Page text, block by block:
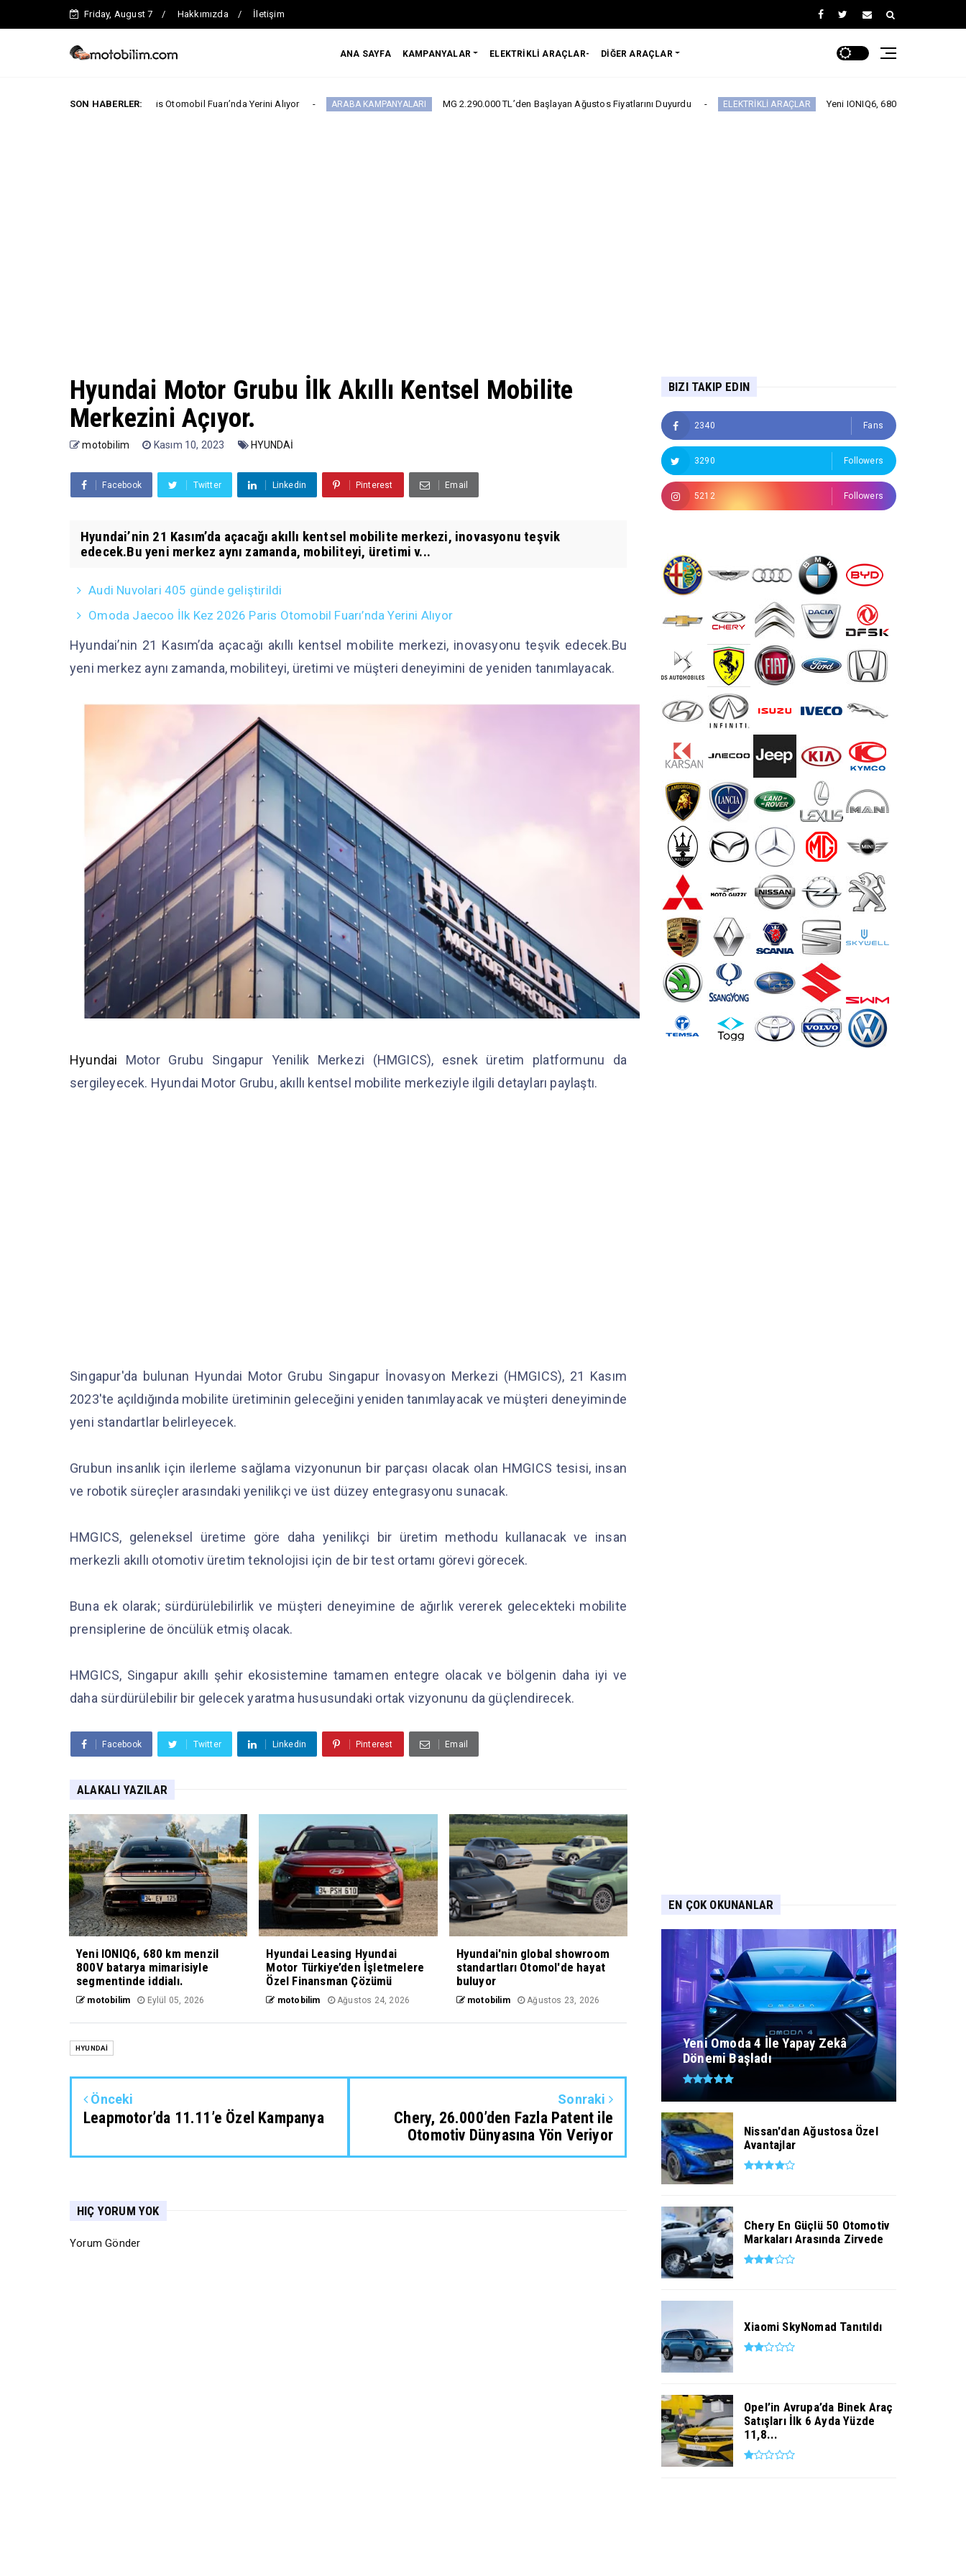
Friday, August 7 Hakkımızda İletişim
ANA SAYFA KAMPANYALAR ELEKTRİKLİ ARAÇLAR- DİĞER ARAÇLAR
SON HABERLER:
İlk Kez 2026 Paris Otomobil Fuarı’nda Yerini Alıyor ARABA KAMPANYALARI MG 2.290.000 TL’den Başlayan Ağustos Fiyatlarını Duyurdu ELEKTRİKLİ ARAÇLAR Yeni IONIQ6, 680 km menzil 800V batarya
Hyundai Motor Grubu İlk Akıllı Kentsel Mobilite
Merkezini Açıyor.
motobilim Kasım 10, 2023 HYUNDAİ
Facebook Twitter Linkedin Pinterest Email
Hyundai’nin 21 Kasım’da açacağı akıllı kentsel mobilite merkezi, inovasyonu teşvik
edecek.Bu yeni merkez aynı zamanda, mobiliteyi, üretimi v...
Audi Nuvolari 405 günde geliştirildi
Omoda Jaecoo İlk Kez 2026 Paris Otomobil Fuarı’nda Yerini Alıyor
Hyundai’nin 21 Kasım’da açacağı akıllı kentsel mobilite merkezi, inovasyonu teşvik edecek.Bu
yeni merkez aynı zamanda, mobiliteyi, üretimi ve müşteri deneyimini de yeniden tanımlayacak.
Hyundai Motor Grubu Singapur Yenilik Merkezi (HMGICS), esnek üretim platformunu da
sergileyecek. Hyundai Motor Grubu, akıllı kentsel mobilite merkeziyle ilgili detayları paylaştı.
Singapur'da bulunan Hyundai Motor Grubu Singapur İnovasyon Merkezi (HMGICS), 21 Kasım
2023'te açıldığında mobilite üretiminin geleceğini yeniden tanımlayacak ve müşteri deneyiminde
yeni standartlar belirleyecek.
Grubun insanlık için ilerleme sağlama vizyonunun bir parçası olacak olan HMGICS tesisi, insan
ve robotik süreçler arasındaki yenilikçi ve üst düzey entegrasyonu sunacak.
HMGICS, geleneksel üretime göre daha yenilikçi bir üretim methodu kullanacak ve insan
merkezli akıllı otomotiv üretim teknolojisi için de bir test ortamı görevi görecek.
Buna ek olarak; sürdürülebilirlik ve müşteri deneyimine de ağırlık vererek gelecekteki mobilite
prensiplerine de öncülük etmiş olacak.
HMGICS, Singapur akıllı şehir ekosistemine tamamen entegre olacak ve bölgenin daha iyi ve
daha sürdürülebilir bir gelecek yaratma hususundaki ortak vizyonunu da güçlendirecek.
Facebook Twitter Linkedin Pinterest Email
ALAKALI YAZILAR
Yeni IONIQ6, 680 km menzil
800V batarya mimarisiyle
segmentinde iddialı.
motobilim Eylül 05, 2026
Hyundai Leasing Hyundai
Motor Türkiye’den İşletmelere
Özel Finansman Çözümü
motobilim Ağustos 24, 2026
Hyundai'nin global showroom
standartları Otomol'de hayat
buluyor
motobilim Ağustos 23, 2026
HYUNDAİ
Önceki
Leapmotor’da 11.11’e Özel Kampanya
Sonraki
Chery, 26.000’den Fazla Patent ile
Otomotiv Dünyasına Yön Veriyor
HIÇ YORUM YOK
Yorum Gönder
BIZI TAKIP EDIN
2340 Fans
3290 Followers
5212 Followers
EN ÇOK OKUNANLAR
Yeni Omoda 4 İle Yapay Zekâ
Dönemi Başladı
Nissan'dan Ağustosa Özel
Avantajlar
Chery En Güçlü 50 Otomotiv
Markaları Arasında Zirvede
Xiaomi SkyNomad Tanıtıldı
Opel’in Avrupa’da Binek Araç
Satışları İlk 6 Ayda Yüzde
11,8...